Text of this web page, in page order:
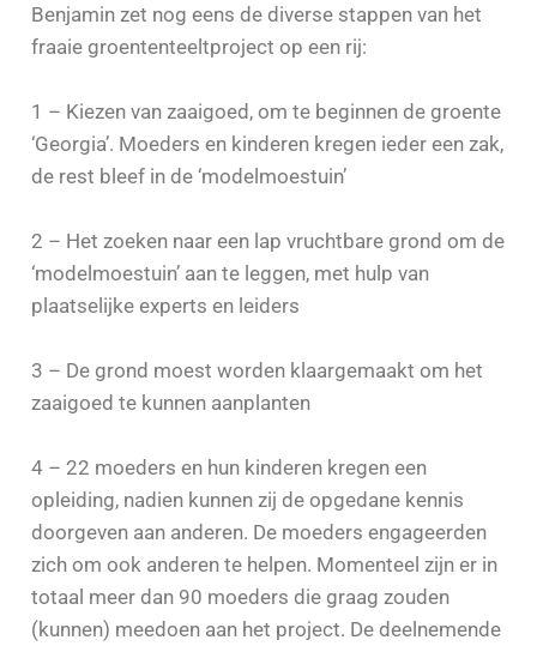
Benjamin zet nog eens de diverse stappen van het
fraaie groententeeltproject op een rij:
1 – Kiezen van zaaigoed, om te beginnen de groente
‘Georgia’. Moeders en kinderen kregen ieder een zak,
de rest bleef in de ‘modelmoestuin’
2 – Het zoeken naar een lap vruchtbare grond om de
‘modelmoestuin’ aan te leggen, met hulp van
plaatselijke experts en leiders
3 – De grond moest worden klaargemaakt om het
zaaigoed te kunnen aanplanten
4 – 22 moeders en hun kinderen kregen een
opleiding, nadien kunnen zij de opgedane kennis
doorgeven aan anderen. De moeders engageerden
zich om ook anderen te helpen. Momenteel zijn er in
totaal meer dan 90 moeders die graag zouden
(kunnen) meedoen aan het project. De deelnemende